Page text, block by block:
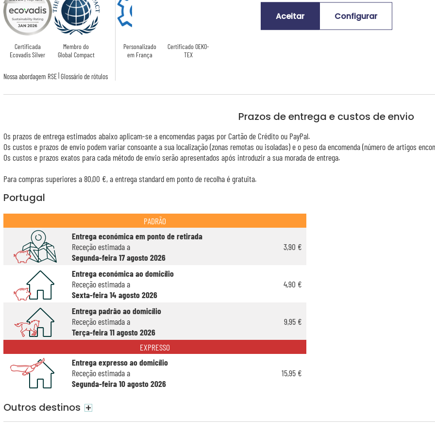
Certificada
Ecovadis Silver
Membro do
Global Compact
Nossa abordagem RSE|Glossário de rótulos
Personalizado
em França
Certificado OEKO-
TEX
Prazos de entrega e custos de envio
Os prazos de entrega estimados abaixo aplicam-se a encomendas pagas por Cartão de Crédito ou PayPal.
Os custos e prazos de envio podem variar consoante a sua localização (zonas remotas ou isoladas) e o peso da encomenda (número de artigos
Os custos e prazos exatos para cada método de envio serão apresentados após introduzir a sua morada de entrega.
Para compras superiores a 80,00 €, a entrega standard em ponto de recolha é gratuita.
Portugal
PADRÃO
Entrega económica em ponto de retirada
Receção estimada a
Segunda-feira 17 agosto 2026
3,90 €
Entrega económica ao domicílio
Receção estimada a
Sexta-feira 14 agosto 2026
4,90 €
Entrega padrão ao domicílio
Receção estimada a
Terça-feira 11 agosto 2026
9,95 €
EXPRESSO
Entrega expresso ao domicílio
Receção estimada a
Segunda-feira 10 agosto 2026
15,95 €
Outros destinos +
Aceitar Configurar